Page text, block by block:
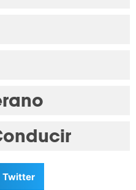
Twitter